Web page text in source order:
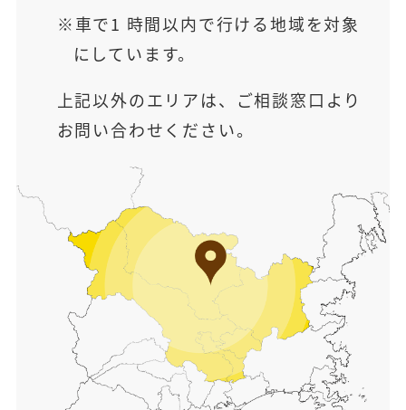
車で1 時間以内で行ける地域を対象
にしています。
上記以外のエリアは、ご相談窓口より
お問い合わせください。